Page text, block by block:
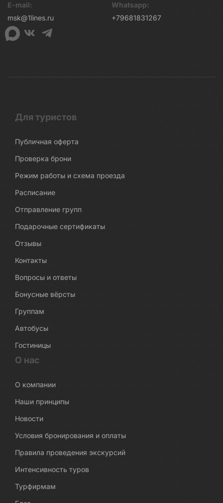
E-mail:
msk@1lines.ru
Whatsapp:
+79681831267
Для туристов
Публичная оферта
Проверка брони
Режим работы и схема проезда
Расписание
Отправление групп
Подарочные сертификаты
Отзывы
Контакты
Вопросы и ответы
Бонусные вёрсты
Группам
Автобусы
Гостиницы
О нас
О компании
Наши принципы
Новости
Условия бронирования и оплаты
Правила проведения экскурсий
Интенсивность туров
Турфирмам